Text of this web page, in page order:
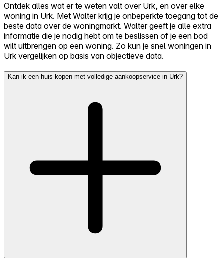
Ontdek alles wat er te weten valt over Urk, en over elke
woning in Urk. Met Walter krijg je onbeperkte toegang tot de
beste data over de woningmarkt. Walter geeft je alle extra
informatie die je nodig hebt om te beslissen of je een bod
wilt uitbrengen op een woning. Zo kun je snel woningen in
Urk vergelijken op basis van objectieve data.
Kan ik een huis kopen met volledige aankoopservice in Urk?